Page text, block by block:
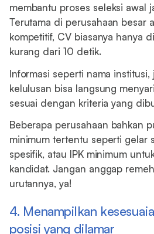
membantu proses seleksi awal
Terutama di perusahaan besar
kompetitif, CV biasanya hanya
kurang dari 10 detik.
Informasi seperti nama
kelulusan bisa langsung
sesuai dengan kriteria yang
Beberapa perusahaan bahkan
minimum tertentu seperti gelar
spesifik, atau IPK minimum
kandidat. Jangan anggap
urutannya, ya!
4. Menampilkan
posisi yang dilamar